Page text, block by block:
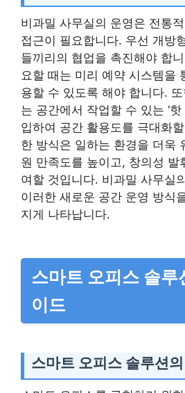
비과밀 사무실의 운영은 전통
접근이 필요합니다. 우선 개방
들끼리의 협업을 촉진해야 합
요할 때는 미리 예약 시스템을
용할 수 있도록 해야 합니다.
는 공간에서 작업할 수 있는 ‘핫
입하여 공간 활용도를 극대화
한 방식은 일하는 환경을 더욱
원 만족도를 높이고, 창의성 발
여할 것입니다. 비과밀 사무실
이러한 새로운 공간 운영 방식
지게 나타납니다.
스마트 오피스 솔루
이드
스마트 오피스 솔루션